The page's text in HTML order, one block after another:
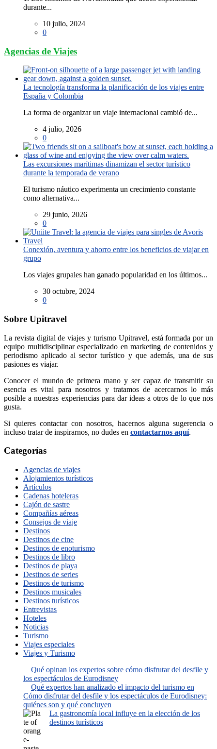
durante...
10 julio, 2024
0
Agencias de Viajes
La tecnología transforma la planificación de los viajes entre
España y Colombia
La forma de organizar un viaje internacional cambió de...
4 julio, 2026
0
Las excursiones marítimas dinamizan el sector turístico
durante la temporada de verano
El turismo náutico experimenta un crecimiento constante
como alternativa...
29 junio, 2026
0
Conexión, aventura y ahorro entre los beneficios de viajar en
grupo
Los viajes grupales han ganado popularidad en los últimos...
30 octubre, 2024
0
Sobre Upitravel
La revista digital de viajes y turismo Upitravel, está formada por un
equipo multidisciplinar especializado en marketing de contenidos y
periodismo aplicado al sector turístico y que además, una de sus
pasiones es viajar.
Conocer el mundo de primera mano y ser capaz de transmitir su
esencia es vital para nosotros y tratamos de acercarnos lo más
posible a nuestras experiencias para dar ideas a otros de lo que nos
gusta.
Si quieres contactar con nosotros, hacernos alguna sugerencia o
incluso tratar de inspirarnos, no dudes en contactarnos aquí.
Categorías
Agencias de viajes
Alojamientos turísticos
Artículos
Cadenas hoteleras
Cajón de sastre
Compañías aéreas
Consejos de viaje
Destinos
Destinos de cine
Destinos de enoturismo
Destinos de libro
Destinos de playa
Destinos de series
Destinos de turismo
Destinos musicales
Destinos turísticos
Entrevistas
Hoteles
Noticias
Turismo
Viajes especiales
Viajes y Turismo
Qué opinan los expertos sobre cómo disfrutar del desfile y
los espectáculos de Eurodisney
Qué expertos han analizado el impacto del turismo en
Cómo disfrutar del desfile y los espectáculos de Eurodisney:
quiénes son y qué concluyen
La gastronomía local influye en la elección de los
destinos turísticos